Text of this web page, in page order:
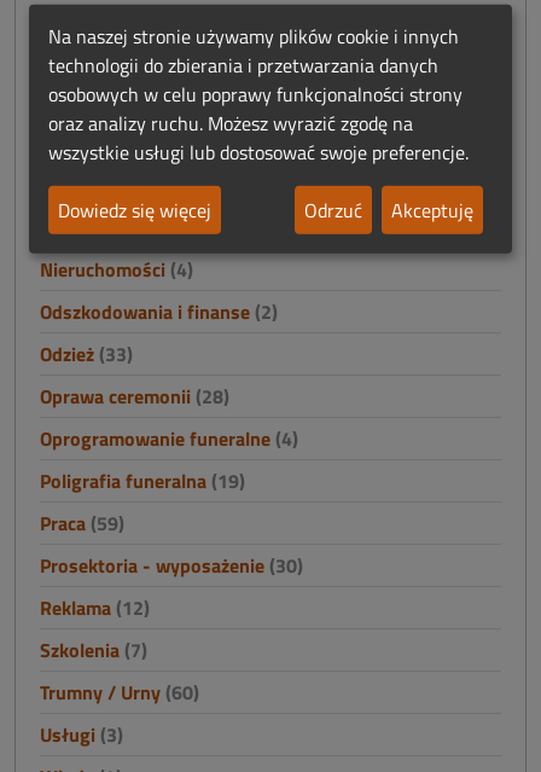
Chłodnie(5)
Karawany(49)
Konstrukcje stalowe (19)
Nagrobki i akcesoria cmentarne(15)
Namioty(0)
Nieruchomości (4)
Odszkodowania i finanse (2)
Odzież (33)
Oprawa ceremonii (28)
Oprogramowanie funeralne (4)
Poligrafia funeralna (19)
Praca (59)
Prosektoria - wyposażenie (30)
Reklama (12)
Szkolenia (7)
Trumny / Urny (60)
Usługi (3)
Na naszej stronie używamy plików cookie i innych
technologii do zbierania i przetwarzania danych
osobowych w celu poprawy funkcjonalności strony
oraz analizy ruchu. Możesz wyrazić zgodę na
wszystkie usługi lub dostosować swoje preferencje.
Dowiedz się więcej
Odrzuć Akceptuję